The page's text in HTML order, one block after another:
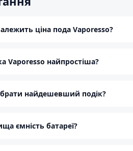
ціна пода Vaporesso?
Vaporesso найпростіша?
найдешевший подік?
ємність батареї?